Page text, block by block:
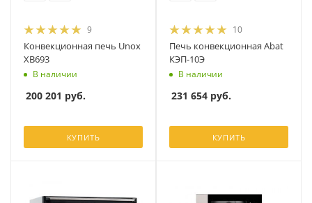
9
Конвекционная печь Unox
XB693
В наличии
200 201 руб.
КУПИТЬ
10
Печь конвекционная Abat
КЭП-10Э
В наличии
231 654 руб.
КУПИТЬ